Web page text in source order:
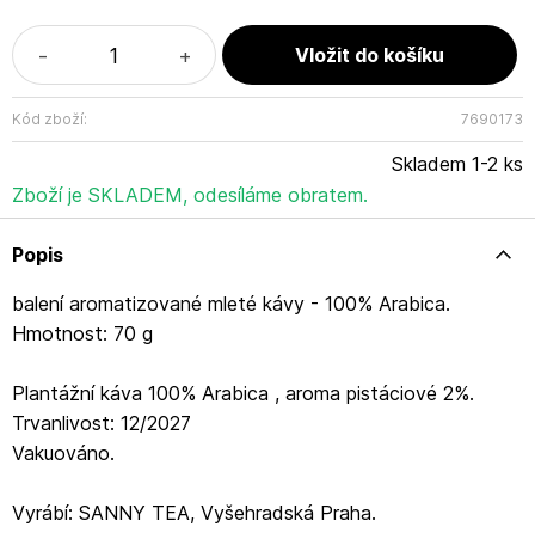
- +
Kód zboží: 7690173
Skladem 1-2 ks
Zboží je SKLADEM, odesíláme obratem.
Popis
balení aromatizované mleté kávy - 100% Arabica.
Hmotnost: 70 g
Plantážní káva 100% Arabica , aroma pistáciové 2%.
Trvanlivost: 12/2027
Vakuováno.
Vyrábí: SANNY TEA, Vyšehradská Praha.